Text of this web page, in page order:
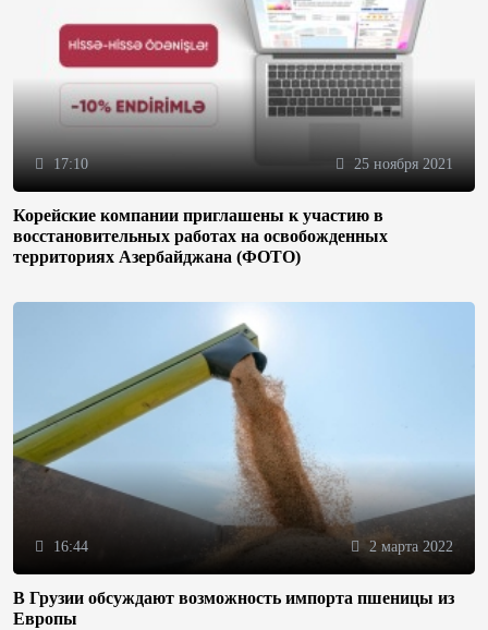
17:10 25 ноября 2021
Корейские компании приглашены к участию в
восстановительных работах на освобожденных
территориях Азербайджана (ФОТО)
16:44 2 марта 2022
В Грузии обсуждают возможность импорта пшеницы из
Европы